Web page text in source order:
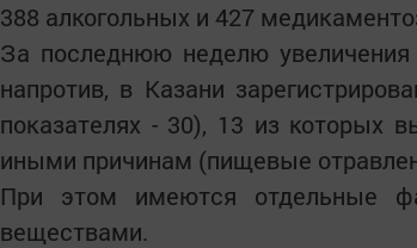
388 алкогольных и 427
За последнюю неделю увеличения
напротив, в Казани
показателях - 30), 13 из которых
иными причинам (пищевые
При этом имеются отдельные
веществами.